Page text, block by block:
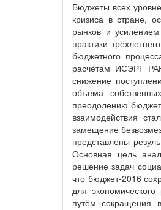
Бюджеты всех
кризиса в стране,
рынков и
практики
бюджетного
расчётам ИСЭРТ
снижение
объёма
преодолению
взаимодействия
замещение
представлены
Основная цель
решение задач
что бюджет-2016
для
путём сокращения